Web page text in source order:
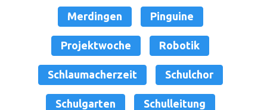
Merdingen Pinguine
Projektwoche Robotik
Schlaumacherzeit Schulchor
Schulgarten Schulleitung